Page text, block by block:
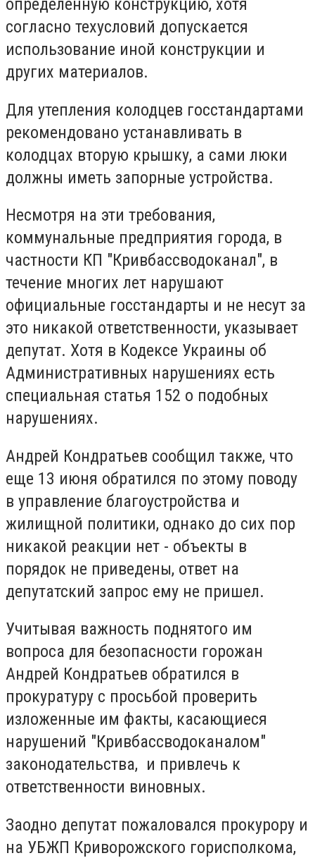
определенную конструкцию, хотя
согласно техусловий допускается
использование иной конструкции и
других материалов.
Для утепления колодцев госстандартами
рекомендовано устанавливать в
колодцах вторую крышку, а сами люки
должны иметь запорные устройства.
Несмотря на эти требования,
коммунальные предприятия города, в
частности КП "Кривбассводоканал", в
течение многих лет нарушают
официальные госстандарты и не несут за
это никакой ответственности, указывает
депутат. Хотя в Кодексе Украины об
Административных нарушениях есть
специальная статья 152 о подобных
нарушениях.
Андрей Кондратьев сообщил также, что
еще 13 июня обратился по этому поводу
в управление благоустройства и
жилищной политики, однако до сих пор
никакой реакции нет - объекты в
порядок не приведены, ответ на
депутатский запрос ему не пришел.
Учитывая важность поднятого им
вопроса для безопасности горожан
Андрей Кондратьев обратился в
прокуратуру с просьбой проверить
изложенные им факты, касающиеся
нарушений "Кривбассводоканалом"
законодательства, и привлечь к
ответственности виновных.
Заодно депутат пожаловался прокурору и
на УБЖП Криворожского горисполкома,